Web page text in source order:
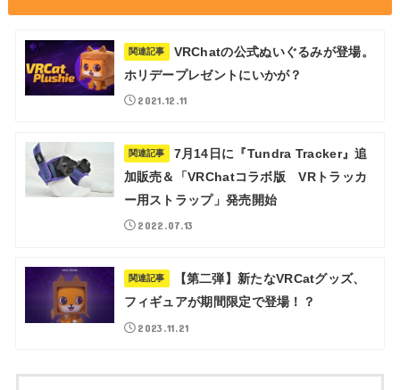
関連記事
VRChatの公式ぬいぐるみが登場。
ホリデープレゼントにいかが？
2021.12.11
関連記事
7月14日に『Tundra Tracker』追
加販売＆「VRChatコラボ版 VRトラッカ
ー用ストラップ」発売開始
2022.07.13
関連記事
【第二弾】新たなVRCatグッズ、
フィギュアが期間限定で登場！？
2023.11.21